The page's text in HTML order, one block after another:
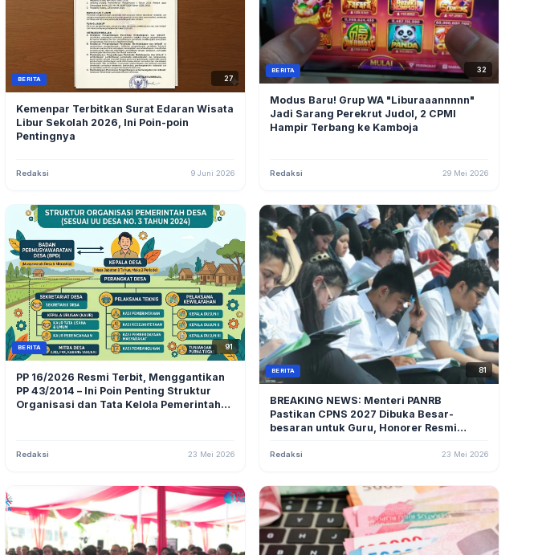
BERITA 27
Kemenpar Terbitkan Surat Edaran Wisata
Libur Sekolah 2026, Ini Poin-poin
Pentingnya
Redaksi 9 Juni 2026
BERITA 32
Modus Baru! Grup WA "Liburaaannnnn"
Jadi Sarang Perekrut Judol, 2 CPMI
Hampir Terbang ke Kamboja
Redaksi 29 Mei 2026
BERITA 91
PP 16/2026 Resmi Terbit, Menggantikan
PP 43/2014 – Ini Poin Penting Struktur
Organisasi dan Tata Kelola Pemerintah
Redaksi 23 Mei 2026
BERITA 81
BREAKING NEWS: Menteri PANRB
Pastikan CPNS 2027 Dibuka Besar-
besaran untuk Guru, Honorer Resmi
Redaksi 23 Mei 2026